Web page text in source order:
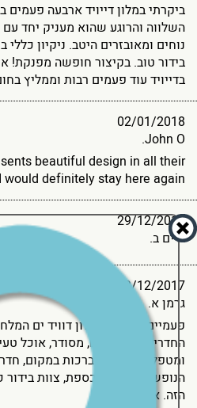
ביקרתי במלון דייויד ארבעה
השלווה והרוגע שהוא מעניק יחד
נוחים ומאובזרים היטב. ניקיון כללי
בידור טוב. בקיצור חופשה מפנקת!
בדייויד עוד פעמים רבות וממליץ
02/01/2018
John O.
beautiful design in all their
would definitely stay here again.
29/12/2017
נדים ב.
29/12/2017
גרמן א.
פעמיים ביקרתי במלון דוויד ים
החדרים ים נוף לים, מסודר, אוכל
ומטפלים טוב. יש ברכות במקום,
הנופש, אינטרנט, כספת, צוות
הזה. אני ממליץ.